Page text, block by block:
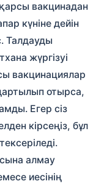
қарсы вакцинадан
күніне дейін
Талдауды
жүргізуі
вакцинациялар
отырса,
Егер сіз
кірсеңіз, бұл
алмау
иесінің